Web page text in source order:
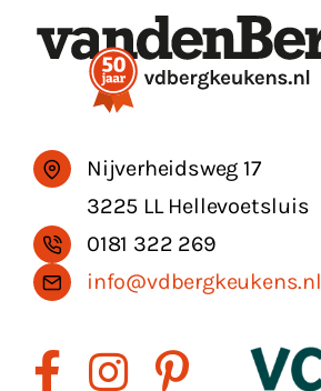
Nijverheidsweg 17
3225 LL Hellevoetsluis
0181 322 269
info@vdbergkeukens.nl